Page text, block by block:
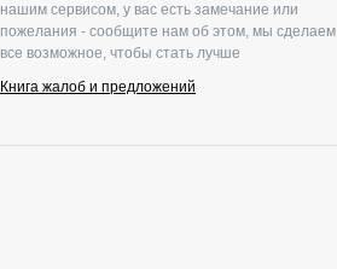
нашим сервисом, у вас есть замечание или
пожелания - сообщите нам об этом, мы сделаем
все возможное, чтобы стать лучше
Книга жалоб и предложений